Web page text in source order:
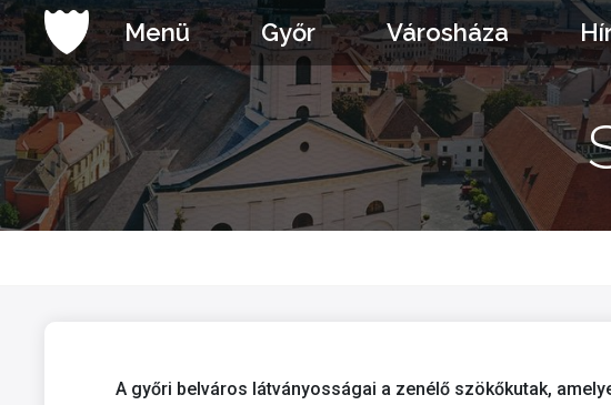
Ugrás
a
tartalomhoz
Menü Győr Városháza
A győri belváros látványosságai a zenélő szökőkutak,